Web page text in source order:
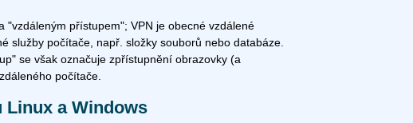
"vzdáleným přístupem"; VPN je obecné vzdálené
služby počítače, např. složky souborů nebo databáze.
se však označuje zpřístupnění obrazovky (a
počítače.
Linux a Windows